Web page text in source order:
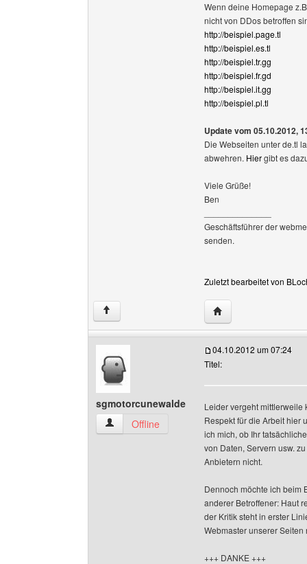
Wenn deine Homepage
nicht von DDos betroffen
http://beispiel.page.tl
http://beispiel.es.tl
http://beispiel.tr.gg
http://beispiel.fr.gd
http://beispiel.it.gg
http://beispiel.pl.tl
Update vom 05.10.2012,
Die Webseiten unter de.tl
abwehren. Hiergibt es
Viele Grüße!
Ben
Geschäftsführer der
senden.
Zuletzt bearbeitet von
↑ Website dieses
sgmotorcunewalde
sgmotorcunewalde Benutzer-Profile anzeigen
Offline
04.10.2012 um 07:24
Titel:
Leider vergeht mittlerweile
Respekt für die Arbeit hier
ich mich, ob Ihr
von Daten, Servern usw.
Anbietern nicht.
Dennoch möchte ich beim
anderer Betroffener: Haut
der Kritik steht in erster
Webmaster unserer Seiten
+++ DANKE +++